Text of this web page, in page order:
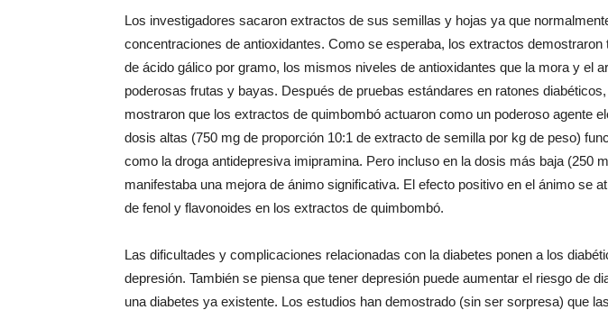
Los investigadores sacaron extractos de sus semillas y hojas ya que
concentraciones de antioxidantes. Como se esperaba, los extractos demostraron
de ácido gálico por gramo, los mismos niveles de antioxidantes que la mora y el
poderosas frutas y bayas. Después de pruebas estándares en ratones
mostraron que los extractos de quimbombó actuaron como un poderoso agente
dosis altas (750 mg de proporción 10:1 de extracto de semilla por kg de peso)
como la droga antidepresiva imipramina. Pero incluso en la dosis más baja (250
manifestaba una mejora de ánimo significativa. El efecto positivo en el ánimo se
de fenol y flavonoides en los extractos de quimbombó.
Las dificultades y complicaciones relacionadas con la diabetes ponen a los
depresión. También se piensa que tener depresión puede aumentar el riesgo de
una diabetes ya existente. Los estudios han demostrado (sin ser sorpresa) que